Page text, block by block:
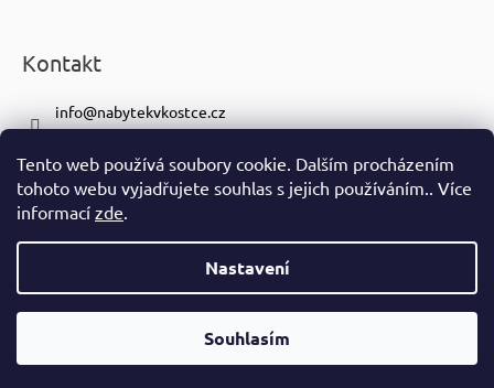
Tento web používá soubory cookie. Dalším procházením
tohoto webu vyjadřujete souhlas s jejich používáním.. Více
informací zde.
Nastavení
Souhlasím
Kontakt
info@nabytekvkostce.cz
+420 601 116 371
https://www.facebook.com/nabytekvkostce.cz/
nabytek_v_kostce
Vytvořil Shoptet
Copyright 2026nabytek-v-kostce.cz. Všechna práva vyhrazena.
Ve spolupráci seS!CK Studiem